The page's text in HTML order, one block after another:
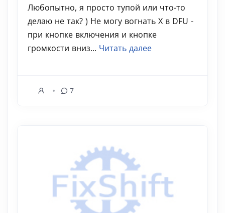
Любопытно, я просто тупой или что-то
делаю не так? ) Не могу вогнать X в DFU -
при кнопке включения и кнопке
громкости вниз... Читать далее
7